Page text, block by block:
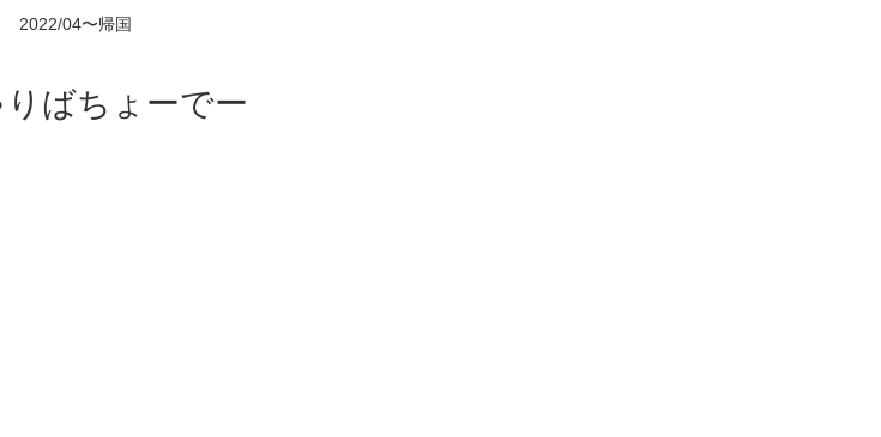
2022/04〜帰国
ばちょーでー